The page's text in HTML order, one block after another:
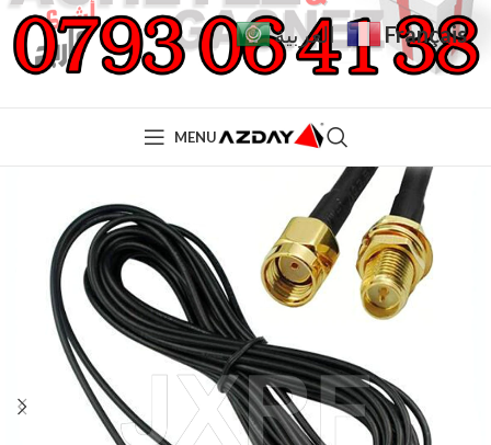
MENU
العربية Français